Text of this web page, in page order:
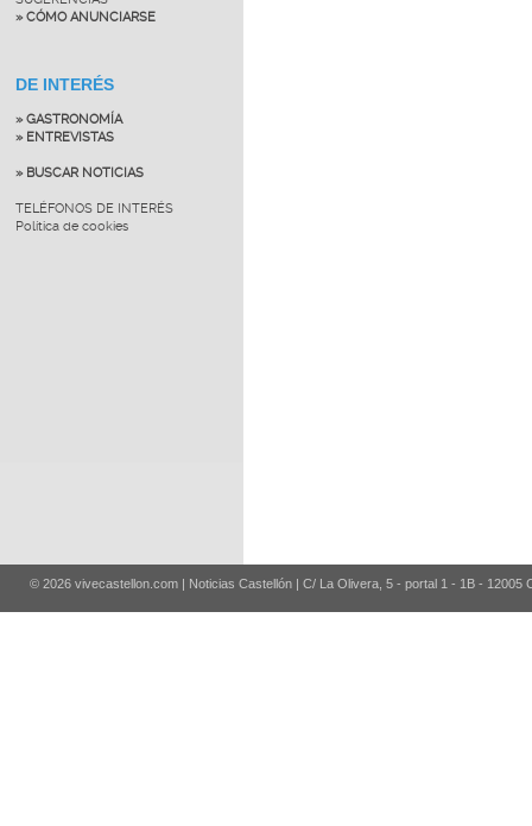
» CÓMO ANUNCIARSE
DE INTERÉS
» GASTRONOMÍA
» ENTREVISTAS
» BUSCAR NOTICIAS
TELÉFONOS DE INTERÉS
Política de cookies
© 2026 vivecastellon.com | Noticias Castellón | C/ La Olivera, 5 - portal 1 - 1B - 12005